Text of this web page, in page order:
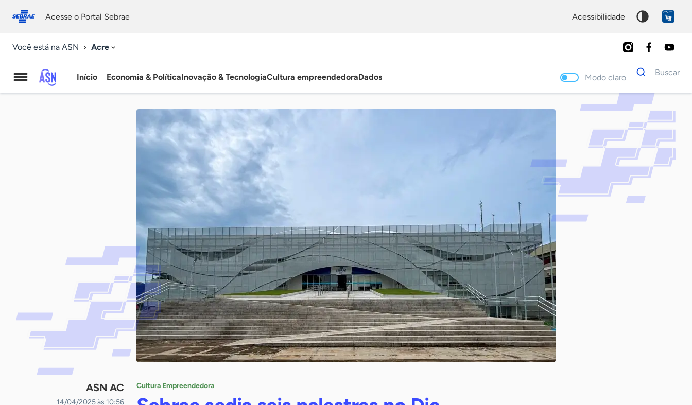
conosco
Acesse o Portal Sebrae acessibilidade
Você está na ASN Acre
Agência
Início Economia & PolíticaInovação & TecnologiaCultura empreendedoraDados Modo claro
Dados
para
Buscar
Palavra
chave
ASN AC
14/04/2025 às 10:56
Cultura Empreendedora